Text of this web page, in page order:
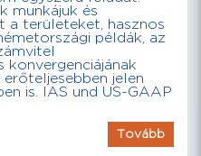
munkájuk és
a területeket, hasznos
példák, az
konvergenciájának
jelen
is. IAS und US-GAAP
Tovább